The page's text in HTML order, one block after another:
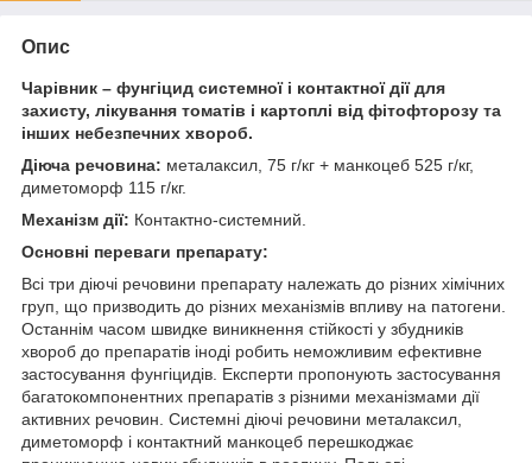
Опис
Чарівник – фунгіцид системної і контактної дії для
захисту, лікування томатів і картоплі від фітофторозу та
інших небезпечних хвороб.
Діюча речовина: металаксил, 75 г/кг + манкоцеб 525 г/кг,
диметоморф 115 г/кг.
Механізм дії: Контактно-системний.
Основні переваги препарату:
Всі три діючі речовини препарату належать до різних хімічних
груп, що призводить до різних механізмів впливу на патогени.
Останнім часом швидке виникнення стійкості у збудників
хвороб до препаратів іноді робить неможливим ефективне
застосування фунгіцидів. Експерти пропонують застосування
багатокомпонентних препаратів з різними механізмами дії
активних речовин. Системні діючі речовини металаксил,
диметоморф і контактний манкоцеб перешкоджає